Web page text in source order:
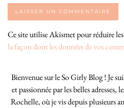
Ce site utilise Akismet pour réduire
la façon dont les données de vos
Bienvenue sur le So Girly Blog ! Je
et passionnée par les belles adresses,
Rochelle, où je vis depuis plusieurs